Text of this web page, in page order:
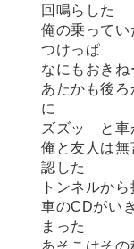
回鳴らした
俺の乗ってい
つけっぱ
なにもおき
あたかも後ろ
に
ズズッ と車
俺と友人は
認した
トンネルか
車のCDがい
まった